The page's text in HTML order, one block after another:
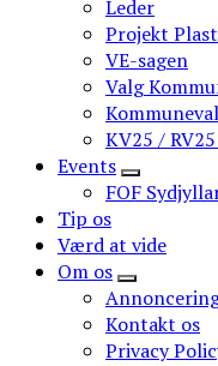
Leder
Projekt
VE-sagen
Valg
KV25 /
Events
FOF
Tip os
Værd at vide
Om os
Kontakt os
Privacy